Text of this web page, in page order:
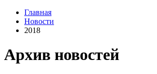
Главная
Новости
2018
Архив новостей